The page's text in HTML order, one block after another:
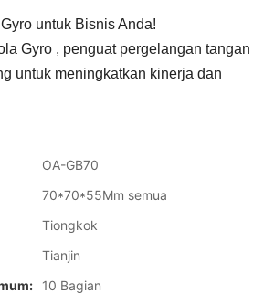
untuk Bisnis Anda!
Gyro , penguat pergelangan tangan
untuk meningkatkan kinerja dan
OA-GB70
70*70*55Mm semua
Tiongkok
Tianjin
10 Bagian